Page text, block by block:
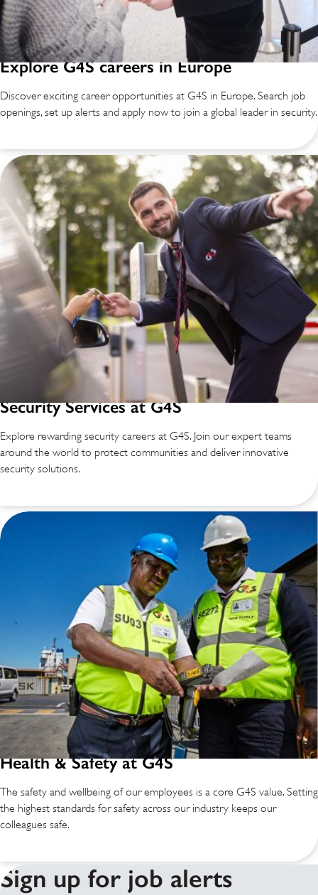
Explore G4S careers in Europe
Discover exciting career opportunities at G4S in Europe. Search job
openings, set up alerts and apply now to join a global leader in security.
Security Services at G4S
Explore rewarding security careers at G4S. Join our expert teams
around the world to protect communities and deliver innovative
security solutions.
Health & Safety at G4S
The safety and wellbeing of our employees is a core G4S value. Setting
the highest standards for safety across our industry keeps our
colleagues safe.
Sign up for job alerts